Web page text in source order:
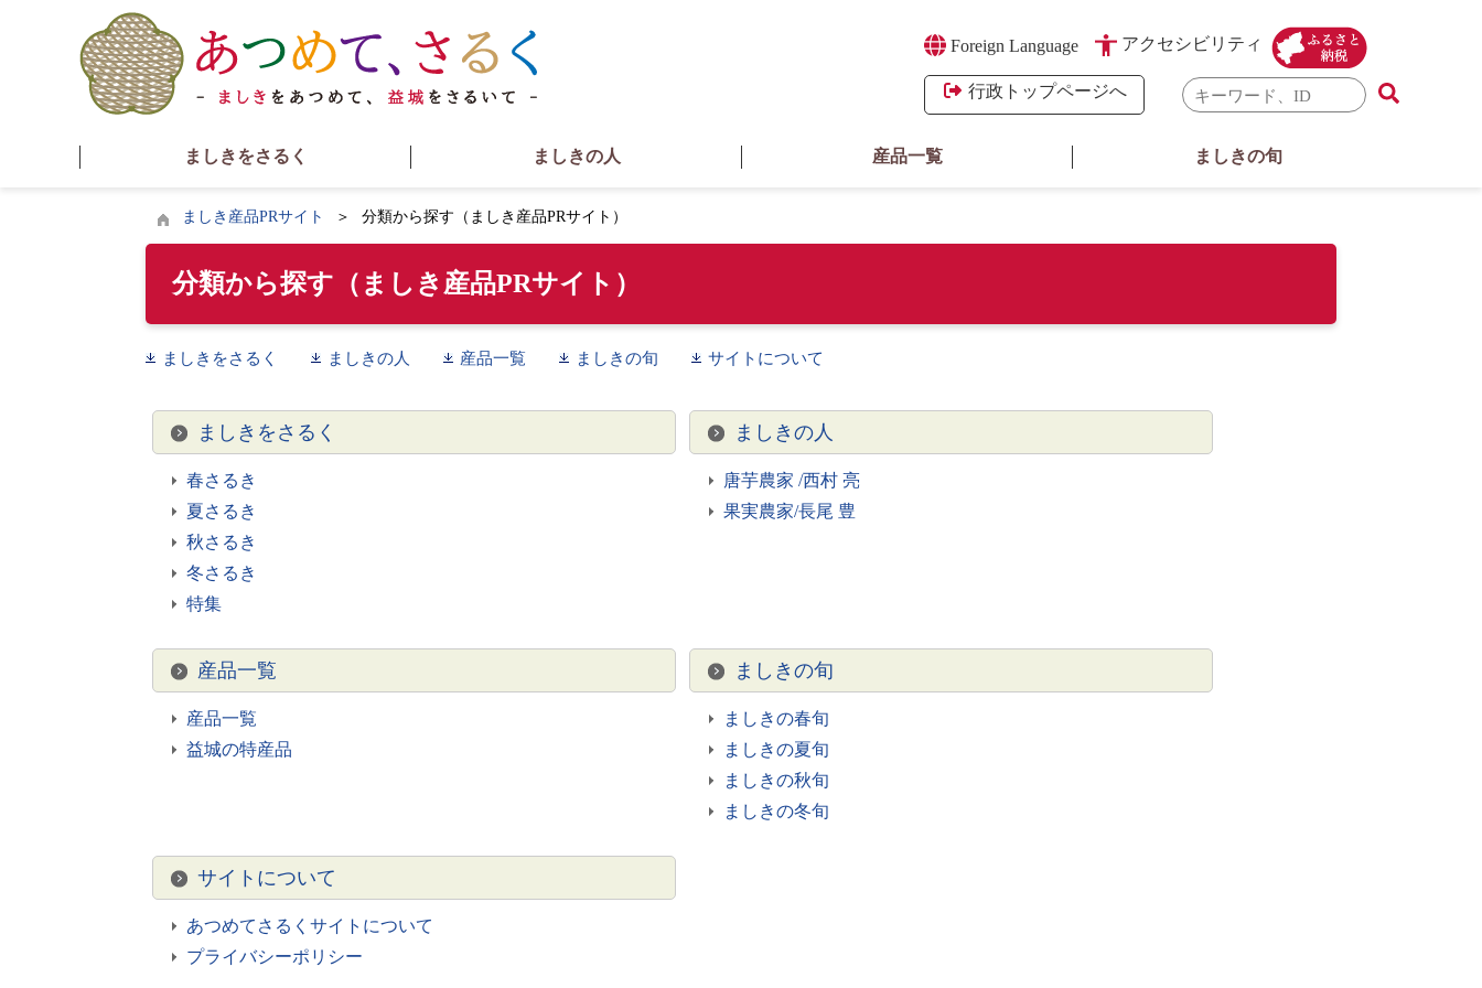
Foreign Language アクセシビリティ
行政トップページへ
検
索
ー
ましきをさるく ましきの人 産品一覧 ましきの旬
ましき産品PRサイト 分類から探す（ましき産品PRサイト）
分類から探す（ましき産品PRサイト）
ましきをさるく ましきの人 産品一覧 ましきの旬 サイトについて
ましきをさるく
春さるき
夏さるき
秋さるき
冬さるき
特集
ましきの人
唐芋農家 /西村 亮
果実農家/長尾 豊
産品一覧
産品一覧
益城の特産品
ましきの旬
ましきの春旬
ましきの夏旬
ましきの秋旬
ましきの冬旬
サイトについて
あつめてさるくサイトについて
プライバシーポリシー